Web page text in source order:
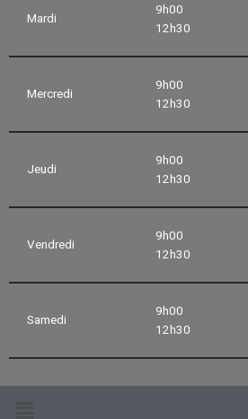
Mardi
9h00
12h30
Mercredi
9h00
12h30
Jeudi
9h00
12h30
Vendredi
9h00
12h30
Samedi
9h00
12h30